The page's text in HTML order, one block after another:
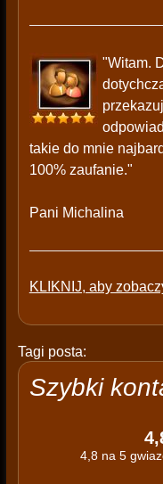
"Witam.
takie do mnie
100% zaufanie."
Pani Michalina
KLIKNIJ, aby
Tagi posta:
Szybki
4,8 na 5